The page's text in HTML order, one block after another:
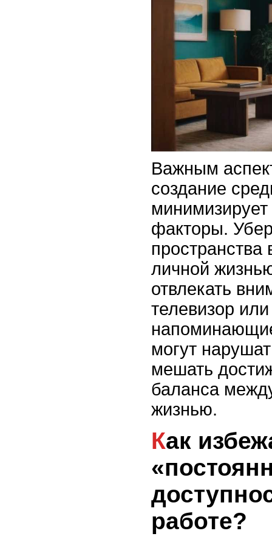
Важным
создание
факторы.
личной
отвлекать
телевизор
могут
мешать
баланса
жизнью.
Как избежать
работе?